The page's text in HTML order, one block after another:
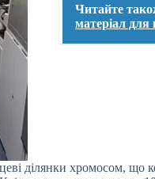
Читайте
матеріал для
ділянки хромосом, що